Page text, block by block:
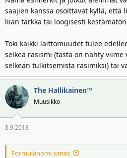
saajien kanssa osoittavat kyllä, että
liian tarkka tai loogisesti
Toki kaikki laittomuudet tulee
selkeä rasismi (tästä on nähty viime
selkeän tulkitsemista rasimiksi) tai
The Hallikainen™
Muusikko
3.9.2018
Formulanomi sanoi: